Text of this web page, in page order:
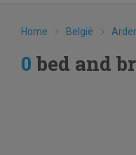
Home België
0 bed and